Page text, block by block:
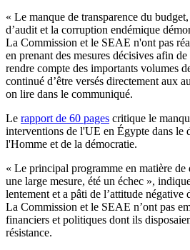
« Le manque de transparence du
d’audit et la corruption endémique
La Commission et le SEAE n'ont pas
en prenant des mesures décisives afin
rendre compte des importants volumes
continué d’être versés directement aux
on lire dans le communiqué.
Le rapport de 60 pages critique le
interventions de l'UE en Égypte dans le
l'Homme et de la démocratie.
« Le principal programme en matière de
une large mesure, été un échec »,
lentement et a pâti de l’attitude négative
La Commission et le SEAE n’ont pas
financiers et politiques dont ils
résistance.